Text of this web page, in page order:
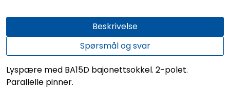
Beskrivelse
Spørsmål og svar
Lyspære med BA15D bajonettsokkel. 2-polet.
Parallelle pinner.